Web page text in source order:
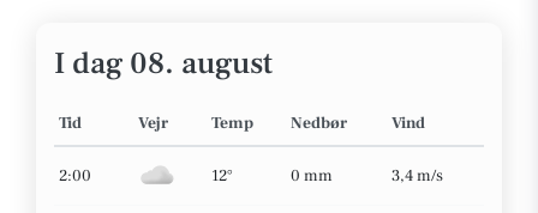
I dag 08. august
Tid Vejr Temp Nedbør Vind
2:00 12° 0 mm 3,4 m/s